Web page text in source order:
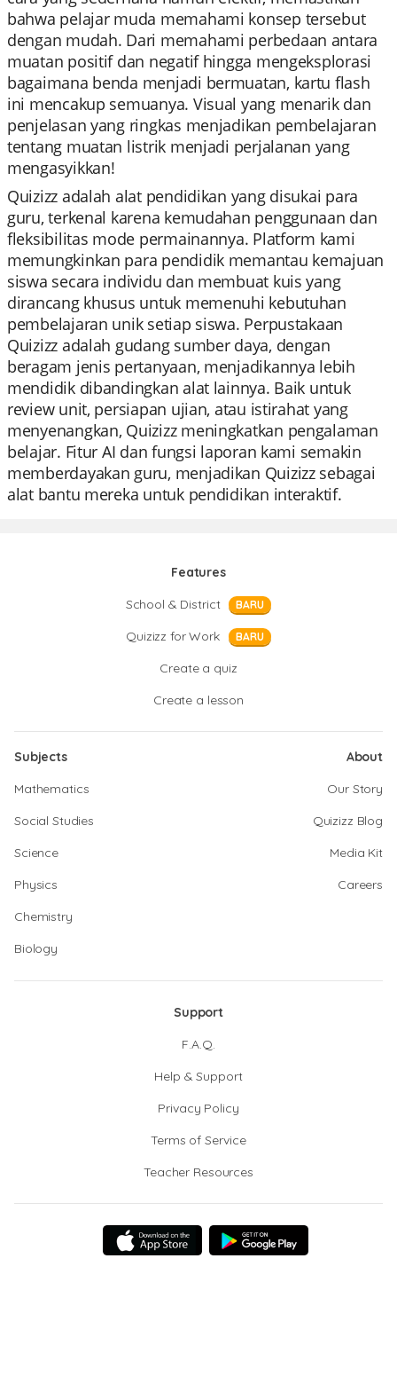
bahwa pelajar muda memahami konsep tersebut
dengan mudah. Dari memahami perbedaan antara
muatan positif dan negatif hingga mengeksplorasi
bagaimana benda menjadi bermuatan, kartu flash
ini mencakup semuanya. Visual yang menarik dan
penjelasan yang ringkas menjadikan pembelajaran
tentang muatan listrik menjadi perjalanan yang
mengasyikkan!
Quizizz adalah alat pendidikan yang disukai para
guru, terkenal karena kemudahan penggunaan dan
fleksibilitas mode permainannya. Platform kami
memungkinkan para pendidik memantau kemajuan
siswa secara individu dan membuat kuis yang
dirancang khusus untuk memenuhi kebutuhan
pembelajaran unik setiap siswa. Perpustakaan
Quizizz adalah gudang sumber daya, dengan
beragam jenis pertanyaan, menjadikannya lebih
mendidik dibandingkan alat lainnya. Baik untuk
review unit, persiapan ujian, atau istirahat yang
menyenangkan, Quizizz meningkatkan pengalaman
belajar. Fitur AI dan fungsi laporan kami semakin
memberdayakan guru, menjadikan Quizizz sebagai
alat bantu mereka untuk pendidikan interaktif.
Features
School & District
BARU
Quizizz for Work BARU
Create a quiz
Create a lesson
Subjects
Mathematics
Social Studies
Science
Physics
Chemistry
Biology
About
Our Story
Quizizz Blog
Media Kit
Careers
Support
F.A.Q.
Help & Support
Privacy Policy
Terms of Service
Teacher Resources